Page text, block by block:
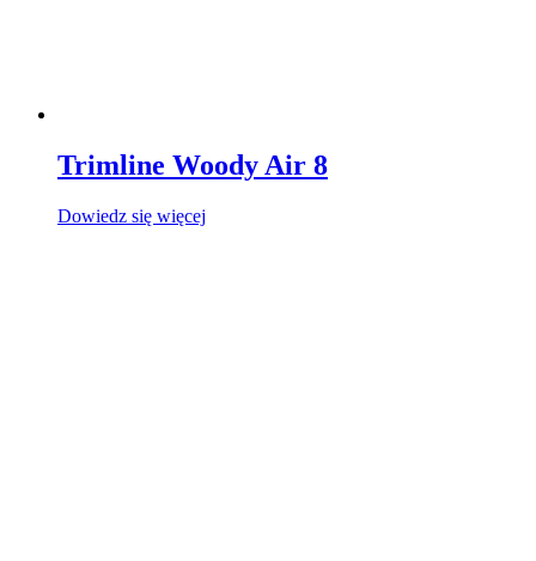
Trimline Woody Air 8
Dowiedz się więcej